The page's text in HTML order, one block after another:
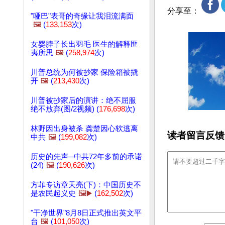
"哑巴"表哥的奇缘让我泪流满面
🖼️ (133,153次)
女婴脖子长出羽毛 医生的解释匪
夷所思 🖼️ (258,974次)
川普总统为何被抄家 保险箱被撬
开 🖼️ (213,430次)
川普被抄家后的演讲：绝不屈服
绝不放弃(图/2视频) (176,698次)
林野因出身被杀 龚楚因心软逃离
中共 🖼️ (199,082次)
历史的先声─中共72年多前的承诺
(24) 🖼️ (190,626次)
方菲专访章天亮(下)：中国历史不
是农民起义史 🖼️▶️ (162,502次)
"干净世界"8月8日正式推出英文平
台 🖼️ (101,050次)
分享至：
读者留言反